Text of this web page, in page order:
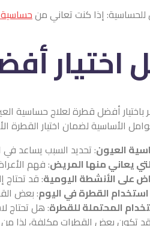
إذا كنت تعاني من
اختيار
باختيار أفضل قطرة لعلاج حساسية
الأساسية لضمان اختيار القطرة
العيون: تحديد السبب يساعد في
يعاني منها المريض: فهم
على الأنشطة اليومية: قد
القطرة في اليوم: بعض
المحتملة للقطرة: هل تحتاج
تكون بعض القطرات مكلفة، لذا من